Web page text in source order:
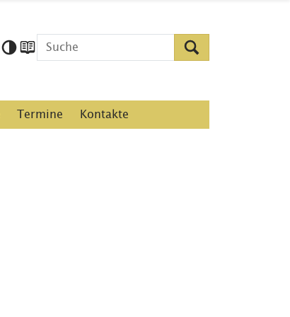
Termine Kontakte